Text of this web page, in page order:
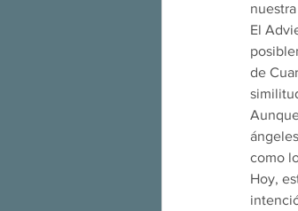
El
de
como
Hoy,